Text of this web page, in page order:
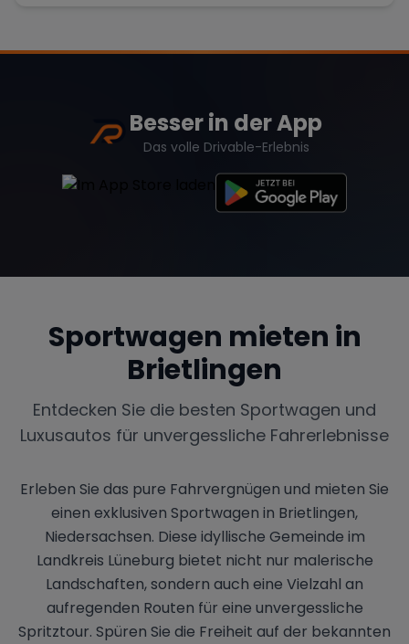
Besser in der App
Das volle Drivable-Erlebnis
Sportwagen mieten in
Brietlingen
Entdecken Sie die besten Sportwagen und
Luxusautos für unvergessliche Fahrerlebnisse
Erleben Sie das pure Fahrvergnügen und mieten Sie
einen exklusiven Sportwagen in Brietlingen,
Niedersachsen. Diese idyllische Gemeinde im
Landkreis Lüneburg bietet nicht nur malerische
Landschaften, sondern auch eine Vielzahl an
aufregenden Routen für eine unvergessliche
Spritztour. Spüren Sie die Freiheit auf der bekannten